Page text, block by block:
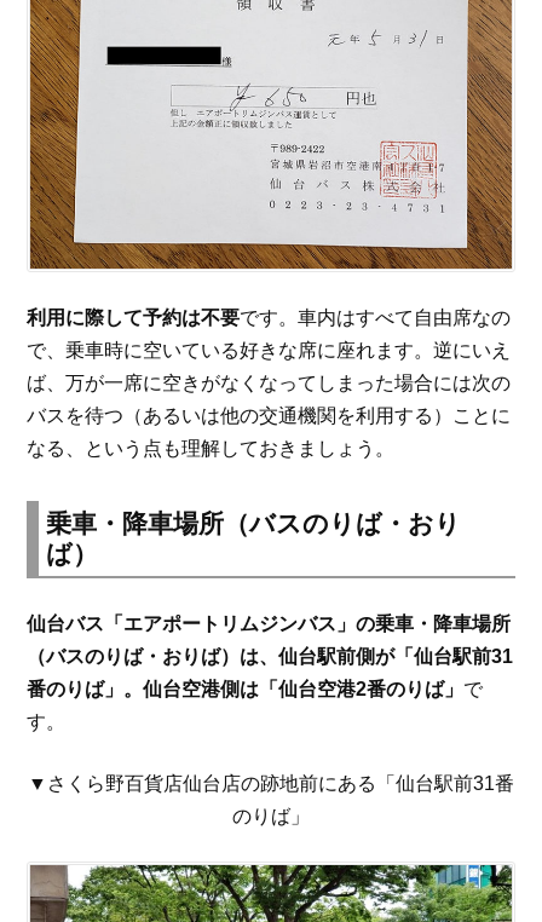
利用に際して予約は不要です。車内はすべて自由席なの
で、乗車時に空いている好きな席に座れます。逆にいえ
ば、万が一席に空きがなくなってしまった場合には次の
バスを待つ（あるいは他の交通機関を利用する）ことに
なる、という点も理解しておきましょう。
乗車・降車場所（バスのりば・おり
ば）
仙台バス「エアポートリムジンバス」の乗車・降車場所
（バスのりば・おりば）は、仙台駅前側が「仙台駅前31
番のりば」。仙台空港側は「仙台空港2番のりば」 で
す。
▼さくら野百貨店仙台店の跡地前にある「仙台駅前31番
のりば」